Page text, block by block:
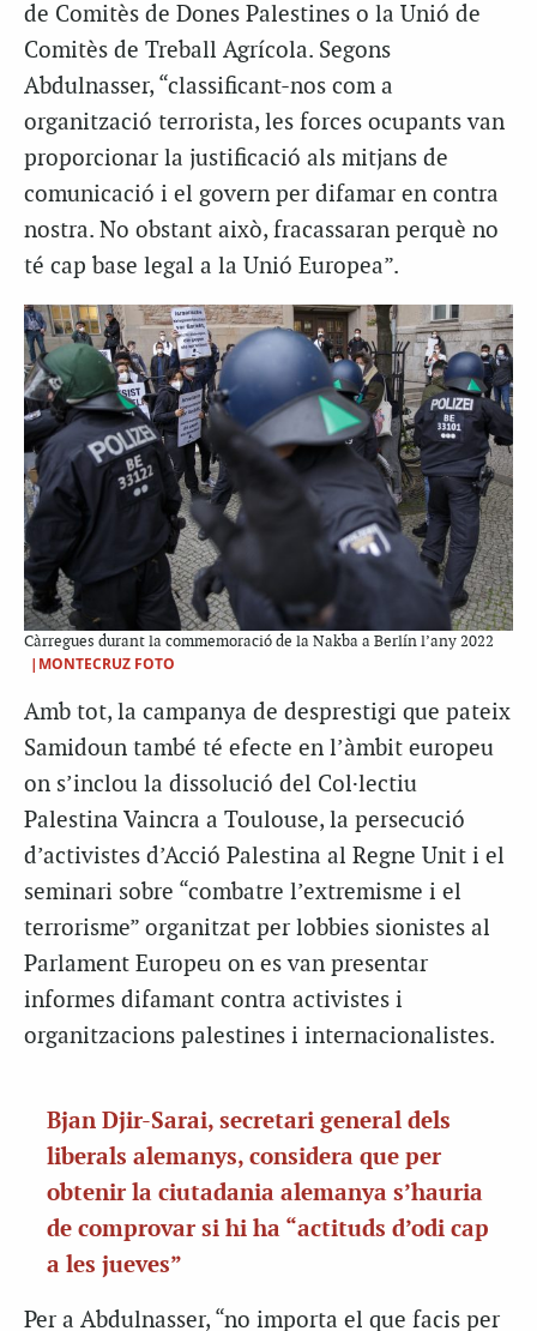
de Comitès de Dones Palestines o la Unió de
Comitès de Treball Agrícola. Segons
Abdulnasser, “classificant-nos com a
organització terrorista, les forces ocupants van
proporcionar la justificació als mitjans de
comunicació i el govern per difamar en contra
nostra. No obstant això, fracassaran perquè no
té cap base legal a la Unió Europea”.
Càrregues durant la commemoració de la Nakba a Berlín l’any 2022
|MONTECRUZ FOTO
Amb tot, la campanya de desprestigi que pateix
Samidoun també té efecte en l’àmbit europeu
on s’inclou la dissolució del Col·lectiu
Palestina Vaincra a Toulouse, la persecució
d’activistes d’Acció Palestina al Regne Unit i el
seminari sobre “combatre l’extremisme i el
terrorisme” organitzat per lobbies sionistes al
Parlament Europeu on es van presentar
informes difamant contra activistes i
organitzacions palestines i internacionalistes.
Bjan Djir-Sarai, secretari general dels
liberals alemanys, considera que per
obtenir la ciutadania alemanya s’hauria
de comprovar si hi ha “actituds d’odi cap
a les jueves”
Per a Abdulnasser, “no importa el que facis per